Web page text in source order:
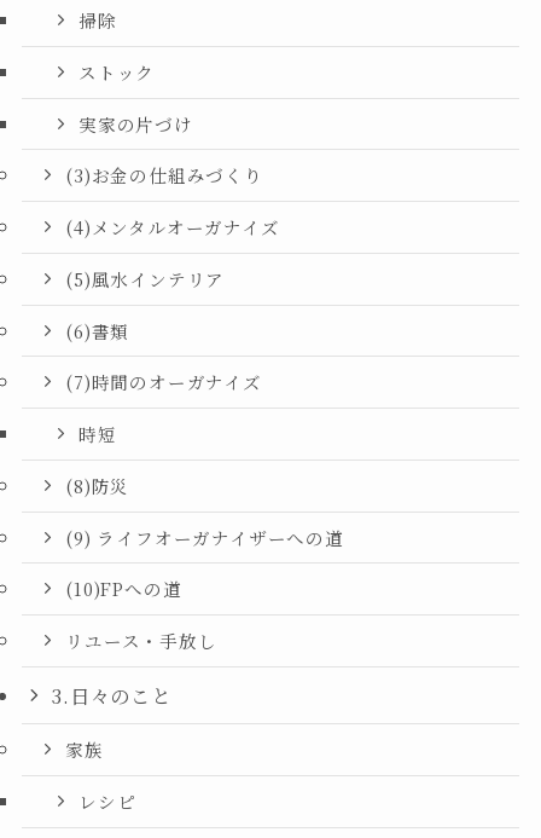
掃除
ストック
実家の片づけ
(3)お金の仕組みづくり
(4)メンタルオーガナイズ
(5)風水インテリア
(6)書類
(7)時間のオーガナイズ
時短
(8)防災
(9) ライフオーガナイザーへの道
(10)FPへの道
リユース・手放し
3.日々のこと
家族
レシピ